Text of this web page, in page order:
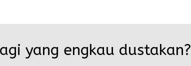
yang engkau dustakan?